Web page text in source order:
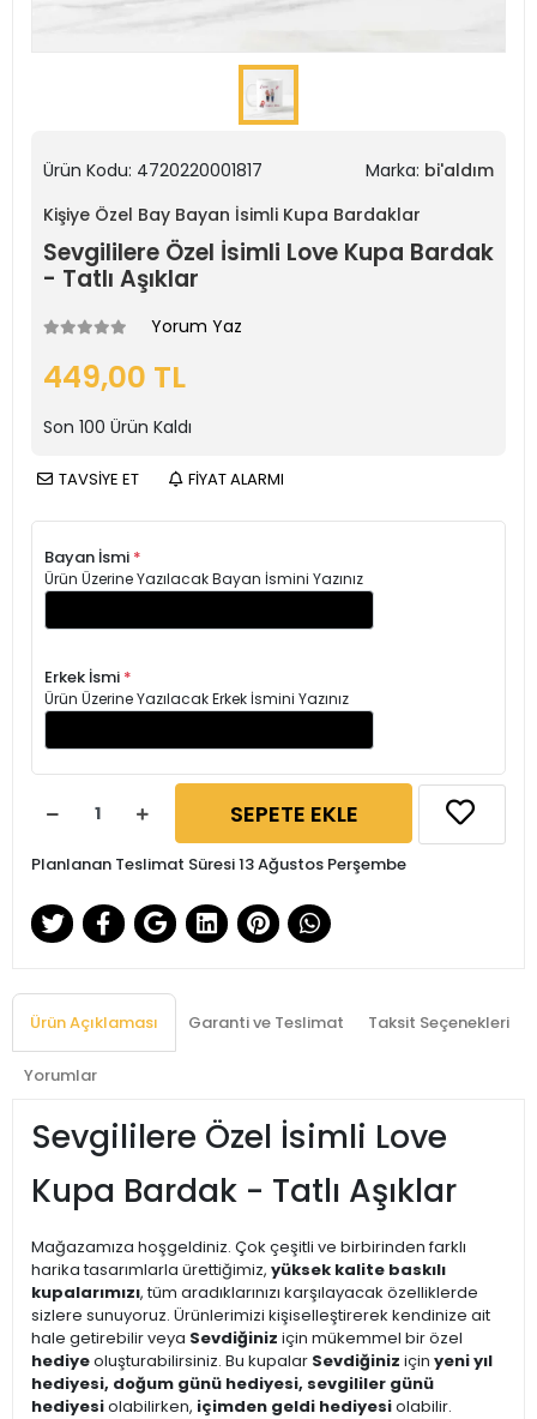
Ürün Kodu: 4720220001817 Marka: bi'aldım
Kişiye Özel Bay Bayan İsimli Kupa Bardaklar
Sevgililere Özel İsimli Love Kupa Bardak
- Tatlı Aşıklar
Yorum Yaz
449,00 TL
Son 100 Ürün Kaldı
TAVSİYE ET FİYAT ALARMI
Bayan İsmi *
Ürün Üzerine Yazılacak Bayan İsmini Yazınız
Erkek İsmi *
Ürün Üzerine Yazılacak Erkek İsmini Yazınız
SEPETE EKLE
Planlanan Teslimat Süresi 13 Ağustos Perşembe
Ürün Açıklaması Garanti ve Teslimat Taksit Seçenekleri
Yorumlar
Sevgililere Özel İsimli Love
Kupa Bardak - Tatlı Aşıklar
Mağazamıza hoşgeldiniz. Çok çeşitli ve birbirinden farklı
harika tasarımlarla ürettiğimiz, yüksek kalite baskılı
kupalarımızı, tüm aradıklarınızı karşılayacak özelliklerde
sizlere sunuyoruz. Ürünlerimizi kişiselleştirerek kendinize ait
hale getirebilir veya Sevdiğiniz için mükemmel bir özel
hediyeoluşturabilirsiniz. Bu kupalar Sevdiğiniz için yeni yıl
hediyesi, doğum günü hediyesi, sevgililer günü
hediyesiolabilirken, içimden geldi hediyesiolabilir.